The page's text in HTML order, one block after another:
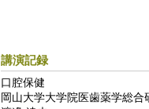
講演記録
口腔保健
岡山大学大学院医歯薬学総